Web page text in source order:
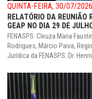
QUINTA-FEIRA, 30/07/2026
RELATÓRIO DA
GEAP NO DIA 29 DE
FENASPS: Cleuza Maria
Rodrigues, Márcio Paiva,
Jurídica da FENASPS: Dr.